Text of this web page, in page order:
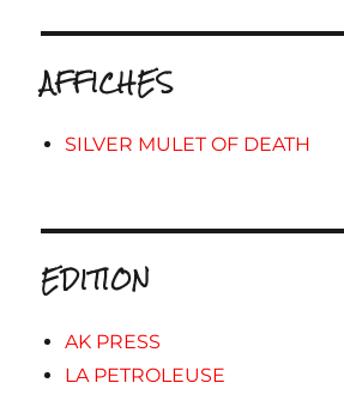
AFFICHES
SILVER MULET OF DEATH
EDITION
AK PRESS
LA PETROLEUSE